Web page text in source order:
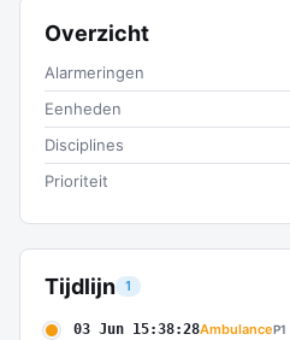
Tijdlijn 1
03 Jun 15:38:28AmbulanceP1
Overzicht
Alarmeringen
Eenheden
Disciplines
Prioriteit